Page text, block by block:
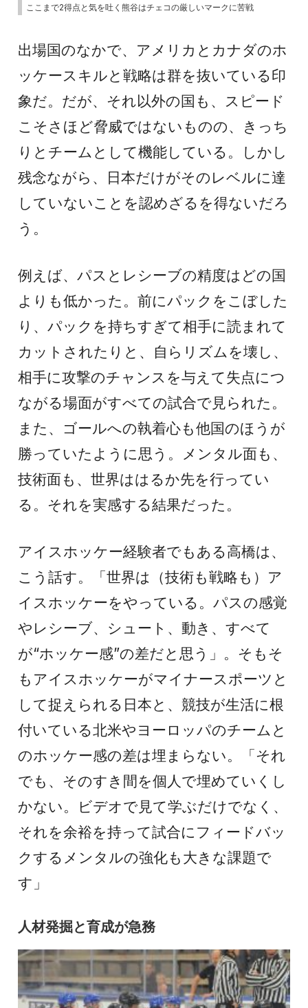
ここまで2得点と気を吐く熊谷はチェコの厳しいマークに苦戦
出場国のなかで、アメリカとカナダのホ
ッケースキルと戦略は群を抜いている印
象だ。だが、それ以外の国も、スピード
こそさほど脅威ではないものの、きっち
りとチームとして機能している。しかし
残念ながら、日本だけがそのレベルに達
していないことを認めざるを得ないだろ
う。
例えば、パスとレシーブの精度はどの国
よりも低かった。前にパックをこぼした
り、パックを持ちすぎて相手に読まれて
カットされたりと、自らリズムを壊し、
相手に攻撃のチャンスを与えて失点につ
ながる場面がすべての試合で見られた。
また、ゴールへの執着心も他国のほうが
勝っていたように思う。メンタル面も、
技術面も、世界ははるか先を行ってい
る。それを実感する結果だった。
アイスホッケー経験者でもある高橋は、
こう話す。「世界は（技術も戦略も）ア
イスホッケーをやっている。パスの感覚
やレシーブ、シュート、動き、すべて
が“ホッケー感”の差だと思う」。そもそ
もアイスホッケーがマイナースポーツと
して捉えられる日本と、競技が生活に根
付いている北米やヨーロッパのチームと
のホッケー感の差は埋まらない。「それ
でも、そのすき間を個人で埋めていくし
かない。ビデオで見て学ぶだけでなく、
それを余裕を持って試合にフィードバッ
クするメンタルの強化も大きな課題で
す」
人材発掘と育成が急務